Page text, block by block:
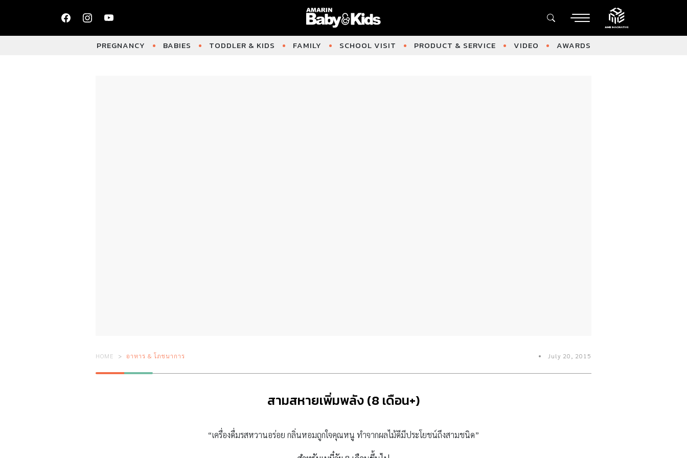
PREGNANCY BABIES TODDLER & KIDS FAMILY SCHOOL VISIT PRODUCT & SERVICE VIDEO AWARDS
HOME อาหาร & โภชนาการ July 20, 2015
สามสหายเพิ่มพลัง (8 เดือน+)
“เครื่องดื่มรสหวานอร่อย กลิ่นหอมถูกใจคุณหนู ทำจากผลไม้ดีมีประโยชน์ถึงสามชนิด”